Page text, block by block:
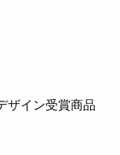
ザイン受賞商品